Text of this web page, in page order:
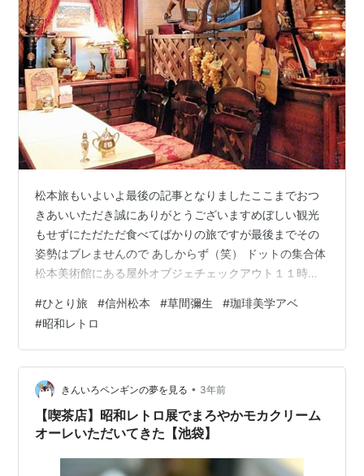
松本旅もいよいよ最後の記事となりましたここまでおつ
きあいいただき誠にありがとうございますめぼしい観光
もせずにただただ食べてばかりの旅ですが最後までその
姿勢はブレませんので あしからず（笑） ドットの集合体
松本美術館にある屋外オブジェチェックアウト１１時ま
のでぶらぶらしているとフロントのお姉さんに薦められ
た「松本美術館」に到着松本出身で世界的に有名な芸術
家「草間彌生（くさまやよい」さんの作品が展示されて
るそうです野外オブジェからしてものすごいインパクト
が、しかし・・・ドットの集合体が何よりも怖ろしいわ
たしにはとても正視できない（笑）このオブジ…
#ひとり旅 #信州松本 #草間彌生 #珈琲美学アベ
#昭和レトロ
きんいろペンギンの夢を見る • 3年前
【喫茶店】昭和レトロ展でまろやかモカクリーム
オーレいただいてきた【池袋】